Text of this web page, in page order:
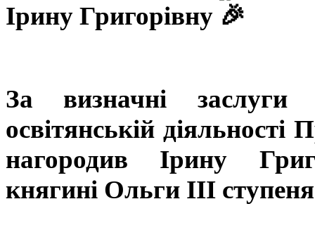
Ірину Григорівну
За визначні
освітянській діяльності
нагородив Ірину
княгині Ольги III